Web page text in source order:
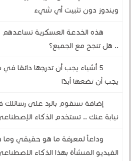
ويندوز دون تثبيت أي شيء
هذه الخدعة العسكرية
.. هل تنجح مع الجميع؟
يجب أن تضعها أبدًا
إضافة ستقوم بالرد على رسائلك
نيابة عنك .. تستخدم الذكاء
وداعاً لمعرفة ما هو حقيقي
الفيديو المنشأة بهذا الذكاء